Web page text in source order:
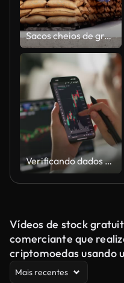
Sacos cheios de grãos em sacos de serapilheira
Verificando dados do mercado de ações ou criptomoedas no celular
Vídeos de stock
comerciante que
criptomoedas usando
Mais recentes